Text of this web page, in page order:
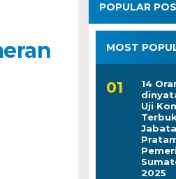
POPULAR
MOST
14
Uji
2025